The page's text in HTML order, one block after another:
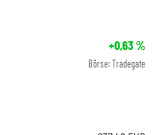
+0,63%
Börse: Tradegate